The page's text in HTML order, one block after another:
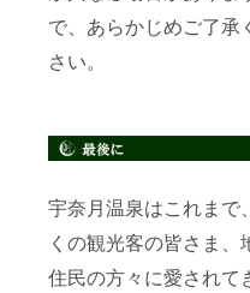
で、あらかじめご了承
さい。
宇奈月温泉はこれまで
くの観光客の皆さま、
住民の方々に愛されて